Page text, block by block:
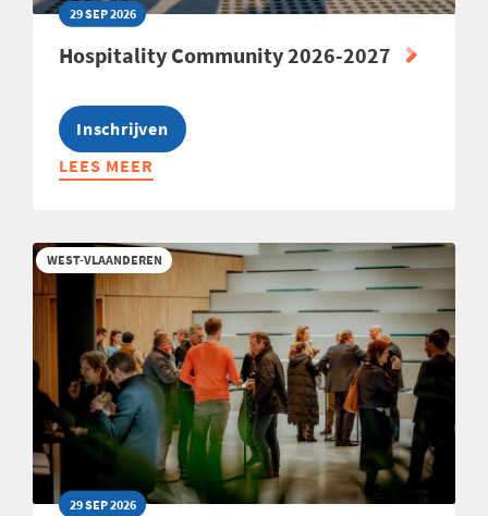
29 SEP 2026
Hospitality Community 2026-2027
Inschrijven
LEES MEER
ABOUT
2026-
2027
WEST-VLAANDEREN
29 SEP 2026